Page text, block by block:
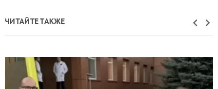
ЧИТАЙТЕ ТАКЖЕ